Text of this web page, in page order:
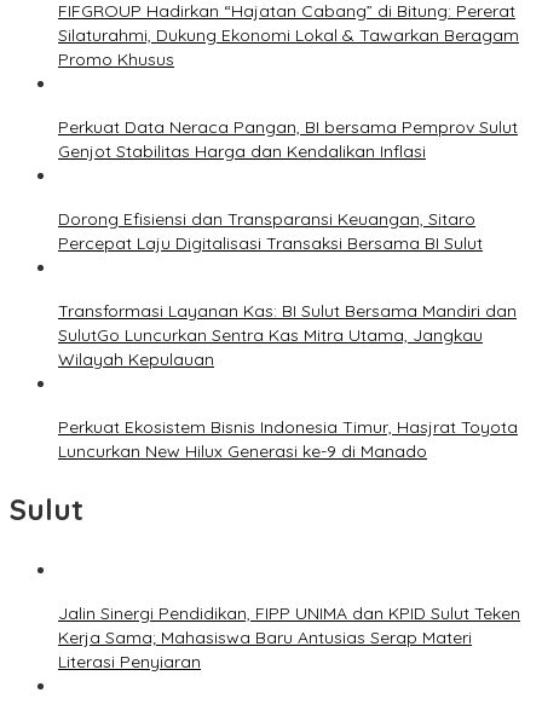
FIFGROUP Hadirkan “Hajatan Cabang” di Bitung: Pererat
Silaturahmi, Dukung Ekonomi Lokal & Tawarkan Beragam
Promo Khusus
Perkuat Data Neraca Pangan, BI bersama Pemprov Sulut
Genjot Stabilitas Harga dan Kendalikan Inflasi
Dorong Efisiensi dan Transparansi Keuangan, Sitaro
Percepat Laju Digitalisasi Transaksi Bersama BI Sulut
Transformasi Layanan Kas: BI Sulut Bersama Mandiri dan
SulutGo Luncurkan Sentra Kas Mitra Utama, Jangkau
Wilayah Kepulauan
Perkuat Ekosistem Bisnis Indonesia Timur, Hasjrat Toyota
Luncurkan New Hilux Generasi ke-9 di Manado
Sulut
Jalin Sinergi Pendidikan, FIPP UNIMA dan KPID Sulut Teken
Kerja Sama; Mahasiswa Baru Antusias Serap Materi
Literasi Penyiaran